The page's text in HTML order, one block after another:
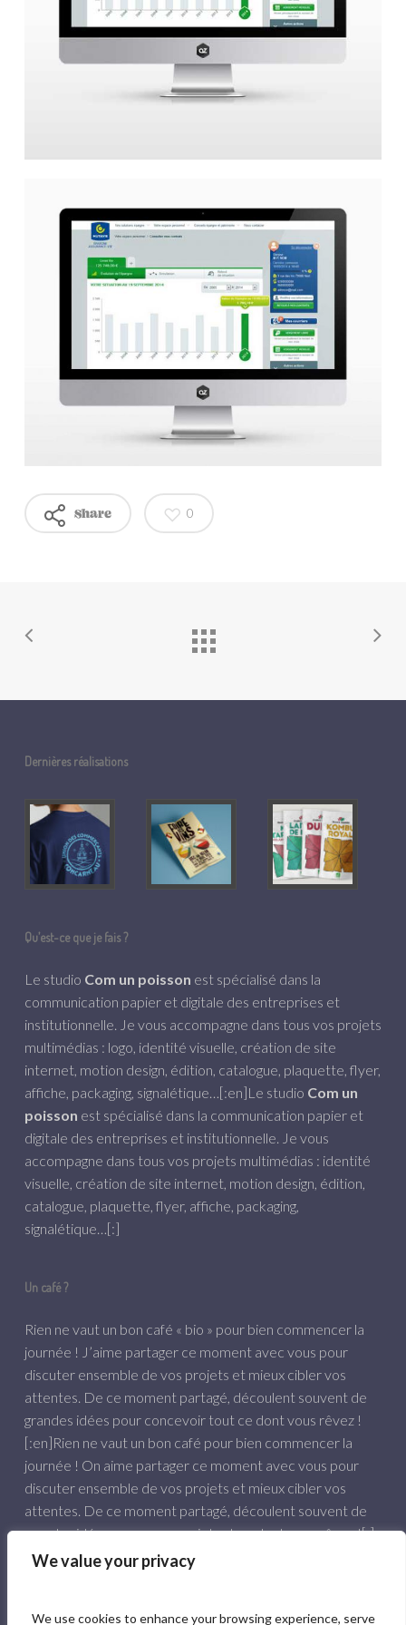
We value your privacy
We use cookies to enhance your browsing experience, serve
Share 0
Dernières réalisations
Qu’est-ce que je fais ?
Le studio Com un poisson est spécialisé dans la
communication papier et digitale des entreprises et
institutionnelle. Je vous accompagne dans tous vos projets
multimédias : logo, identité visuelle, création de site
internet, motion design, édition, catalogue, plaquette, flyer,
affiche, packaging, signalétique…[:en]Le studio Com un
poisson est spécialisé dans la communication papier et
digitale des entreprises et institutionnelle. Je vous
accompagne dans tous vos projets multimédias : identité
visuelle, création de site internet, motion design, édition,
catalogue, plaquette, flyer, affiche, packaging,
signalétique…[:]
Un café ?
Rien ne vaut un bon café « bio » pour bien commencer la
journée ! J’aime partager ce moment avec vous pour
discuter ensemble de vos projets et mieux cibler vos
attentes. De ce moment partagé, découlent souvent de
grandes idées pour concevoir tout ce dont vous rêvez !
[:en]Rien ne vaut un bon café pour bien commencer la
journée ! On aime partager ce moment avec vous pour
discuter ensemble de vos projets et mieux cibler vos
attentes. De ce moment partagé, découlent souvent de
grandes idées pour concevoir tout ce dont vous rêvez ![:]